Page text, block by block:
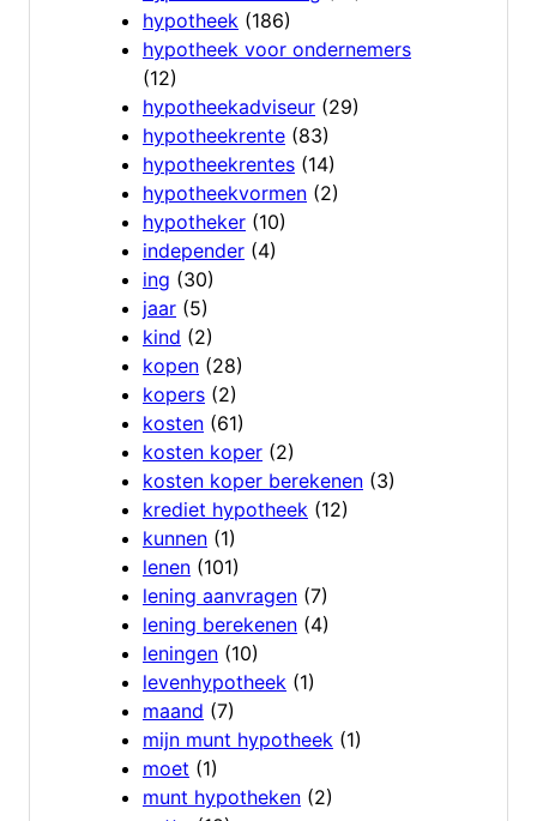
hypotheek (186)
hypotheek voor ondernemers
(12)
hypotheekadviseur (29)
hypotheekrente (83)
hypotheekrentes (14)
hypotheekvormen (2)
hypotheker (10)
independer (4)
ing (30)
jaar (5)
kind (2)
kopen (28)
kopers (2)
kosten (61)
kosten koper (2)
kosten koper berekenen (3)
krediet hypotheek (12)
kunnen (1)
lenen (101)
lening aanvragen (7)
lening berekenen (4)
leningen (10)
levenhypotheek (1)
maand (7)
mijn munt hypotheek (1)
moet (1)
munt hypotheken (2)